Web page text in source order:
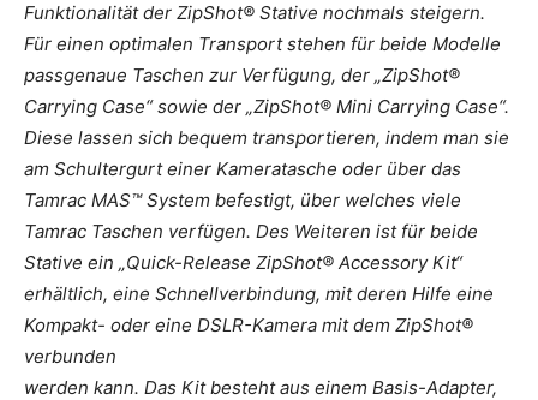
Funktionalität der ZipShot® Stative nochmals steigern.
Für einen optimalen Transport stehen für beide Modelle
passgenaue Taschen zur Verfügung, der „ZipShot®
Carrying Case“ sowie der „ZipShot® Mini Carrying Case“.
Diese lassen sich bequem transportieren, indem man sie
am Schultergurt einer Kameratasche oder über das
Tamrac MAS™ System befestigt, über welches viele
Tamrac Taschen verfügen. Des Weiteren ist für beide
Stative ein „Quick-Release ZipShot® Accessory Kit“
erhältlich, eine Schnellverbindung, mit deren Hilfe eine
Kompakt- oder eine DSLR-Kamera mit dem ZipShot®
verbunden
werden kann. Das Kit besteht aus einem Basis-Adapter,